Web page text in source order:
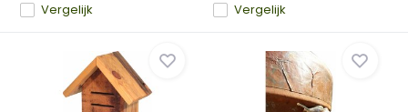
Vergelijk Vergelijk